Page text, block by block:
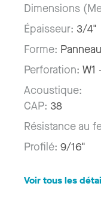
Dimensions
Épaisseur: 3/4"
Forme: Panneau
Perforation:
Acoustique:
CAP: 38
Résistance au
Profilé: 9/16"
Voir tous les